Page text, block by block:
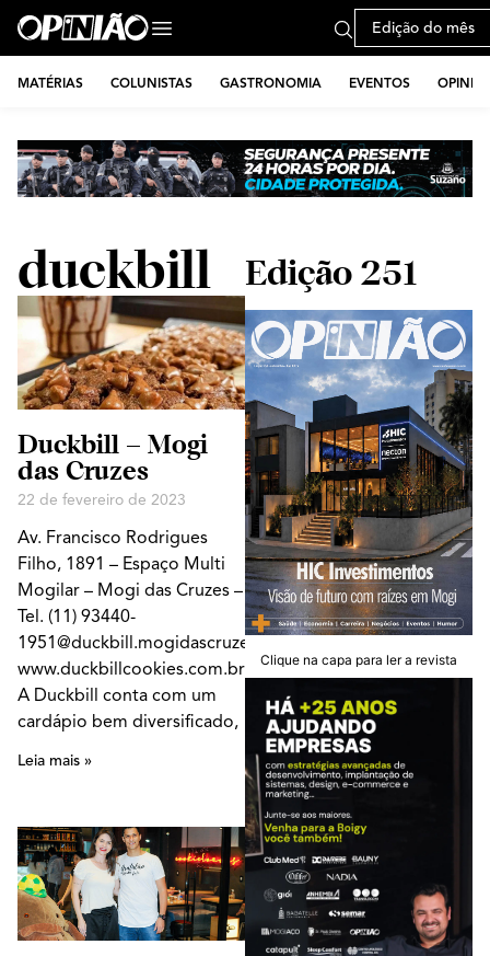
Edição do mês
MATÉRIAS COLUNISTAS GASTRONOMIA EVENTOS
duckbill
Duckbill – Mogi
das Cruzes
22 de fevereiro de 2023
Av. Francisco Rodrigues
Filho, 1891 – Espaço Multi
Mogilar – Mogi das Cruzes –
Tel. (11) 93440-
1951@duckbill.mogidascruzesSite:
www.duckbillcookies.com.br
A Duckbill conta com um
cardápio bem diversificado,
Leia mais »
Edição 251
Clique na capa para ler a revista